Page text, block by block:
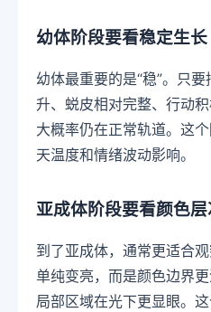
幼体阶段要看稳定生长
幼体最重要的是“稳”。只
升、蜕皮相对完整、行动
大概率仍在正常轨道。这
天温度和情绪波动影响。
亚成体阶段要看颜色
到了亚成体，通常更适合
单纯变亮，而是颜色边界
局部区域在光下更显眼。